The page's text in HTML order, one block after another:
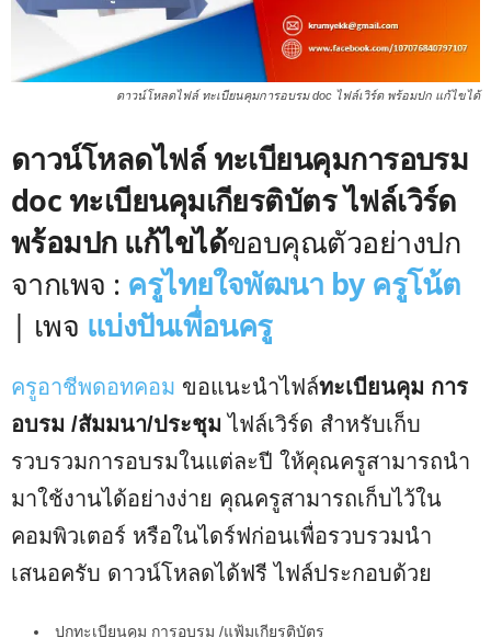
ดาวน์โหลดไฟล์ ทะเบียนคุมการอบรม doc ไฟล์เวิร์ด พร้อมปก แก้ไขได้
ดาวน์โหลดไฟล์ ทะเบียนคุมการอบรม
doc ทะเบียนคุมเกียรติบัตรไฟล์เวิร์ด
พร้อมปก แก้ไขได้ขอบคุณตัวอย่างปก
จากเพจ : ครูไทยใจพัฒนา by ครูโน้ต
| เพจ แบ่งปันเพื่อนครู
ครูอาชีพดอทคอม ขอแนะนำไฟล์ทะเบียนคุม การ
อบรม /สัมมนา/ประชุม ไฟล์เวิร์ด สำหรับเก็บ
รวบรวมการอบรมในแต่ละปี ให้คุณครูสามารถนำ
มาใช้งานได้อย่างง่าย คุณครูสามารถเก็บไว้ใน
คอมพิวเตอร์ หรือในไดร์ฟก่อนเพื่อรวบรวมนำ
เสนอครับ ดาวน์โหลดได้ฟรี ไฟล์ประกอบด้วย
ปกทะเบียนคุม การอบรม /แฟ้มเกียรติบัตร